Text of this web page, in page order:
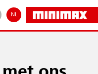
NL